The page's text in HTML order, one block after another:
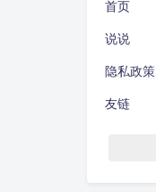
首页
说说
隐私政策
友链